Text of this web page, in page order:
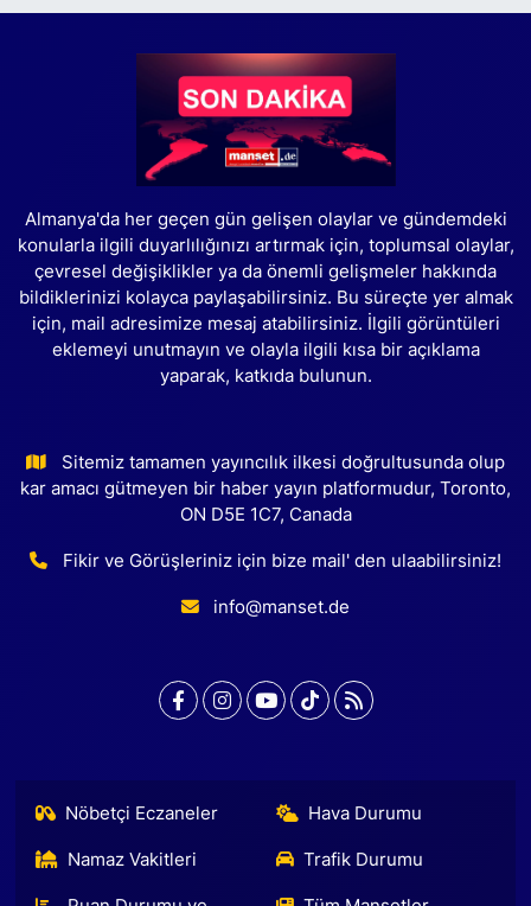
Almanya'da her geçen gün gelişen olaylar ve gündemdeki
konularla ilgili duyarlılığınızı artırmak için, toplumsal olaylar,
çevresel değişiklikler ya da önemli gelişmeler hakkında
bildiklerinizi kolayca paylaşabilirsiniz. Bu süreçte yer almak
için, mail adresimize mesaj atabilirsiniz. İlgili görüntüleri
eklemeyi unutmayın ve olayla ilgili kısa bir açıklama
yaparak, katkıda bulunun.
Sitemiz tamamen yayıncılık ilkesi doğrultusunda olup
kar amacı gütmeyen bir haber yayın platformudur, Toronto,
ON D5E 1C7, Canada
Fikir ve Görüşleriniz için bize mail' den ulaabilirsiniz!
info@manset.de
Nöbetçi Eczaneler Hava Durumu
Namaz Vakitleri Trafik Durumu